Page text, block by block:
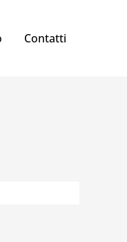
Contatti